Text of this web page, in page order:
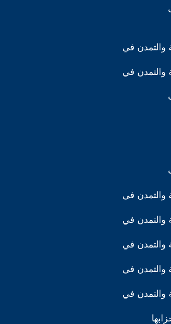
والتمدن في
والتمدن في
والتمدن في
والتمدن في
والتمدن في
والتمدن في
والتمدن في